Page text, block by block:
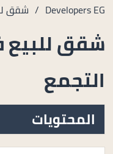
Developers EG
/ شقق
شقق للبيع
التجمع
المحتويات